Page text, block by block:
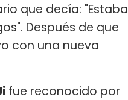
que decía: "Estaba
Después de que
con una nueva
fue reconocido por